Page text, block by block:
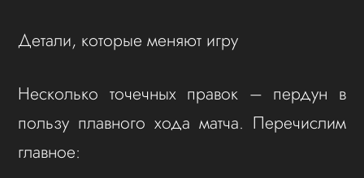
Детали, которые меняют игру
Несколько точечных правок – пердун в
пользу плавного хода матча. Перечислим
главное: